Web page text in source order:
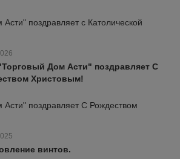
поздравляет с Католической
Дом Асти" поздравляет С
Христовым!
поздравляет С Рождеством
винтов.